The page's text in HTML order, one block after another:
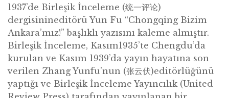
1937’de Birleşik İnceleme (统一评论)
dergisinineditörü Yun Fu “Chongqing Bizim
Ankara’mız!” başlıklı yazısını kaleme almıştır.
Birleşik İnceleme, Kasım1935’te Chengdu’da
kurulan ve Kasım 1939’da yayın hayatına son
verilen Zhang Yunfu’nun (张云伏)editörlüğünü
yaptığı ve Birleşik İnceleme Yayıncılık (United